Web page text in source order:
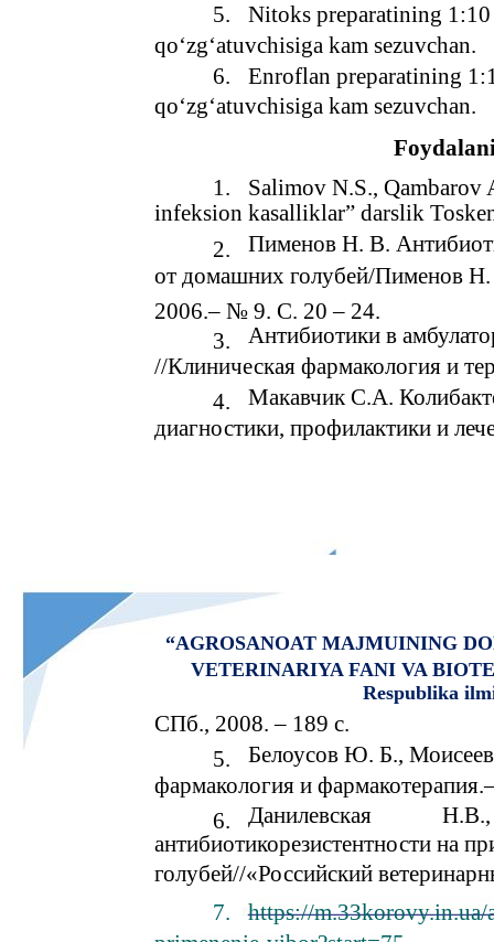
5.
Nitoks preparatining
qo‘zg‘atuvchisiga kam sezuvchan.
6.
Enroflan preparatining
qo‘zg‘atuvchisiga kam sezuvchan.
1.
Salimov N.S.,
infeksion kasalliklar” darslik
2.
Пименов Н. В.
от домашних голубей/Пименов
2006.– № 9. С. 20 – 24.
3.
Антибиотики в
//Клиническая фармакология и
4.
Макавчик С.А.
диагностики, профилактики и
“AGROSANOAT MAJMUINING
VETERINARIYA FANI VA
Respublika
СПб., 2008. – 189 с.
5.
Белоусов Ю. Б.,
фармакология и
6.
Данилевская
Н.В.,
антибиотикорезистентности на
голубей//«Российский
7.
https://